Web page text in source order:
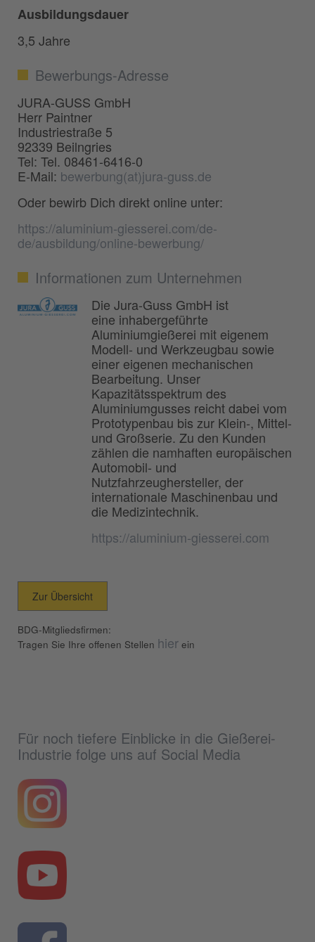
Ausbildungsdauer
3,5 Jahre
Bewerbungs-Adresse
JURA-GUSS GmbH
Herr Paintner
Industriestraße 5
92339 Beilngries
Tel: Tel. 08461-6416-0
E-Mail: bewerbung(at)jura-guss.de
Oder bewirb Dich direkt online unter:
https://aluminium-giesserei.com/de-
de/ausbildung/online-bewerbung/
Informationen zum Unternehmen
Die Jura-Guss GmbH ist
eine inhabergeführte
Aluminiumgießerei mit eigenem
Modell- und Werkzeugbau sowie
einer eigenen mechanischen
Bearbeitung. Unser
Kapazitätsspektrum des
Aluminiumgusses reicht dabei vom
Prototypenbau bis zur Klein-, Mittel-
und Großserie. Zu den Kunden
zählen die namhaften europäischen
Automobil- und
Nutzfahrzeughersteller, der
internationale Maschinenbau und
die Medizintechnik.
https://aluminium-giesserei.com
Zur Übersicht
BDG-Mitgliedsfirmen:
Tragen Sie Ihre offenen Stellen hier ein
Für noch tiefere Einblicke in die Gießerei-
Industrie folge uns auf Social Media